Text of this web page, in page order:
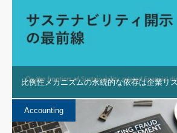
比例性メカニズムの永続的な依存は企業リ
Accounting